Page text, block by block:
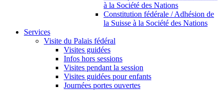
à la Société des Nations
Constitution fédérale / Adhésion de
la Suisse à la Société des Nations
Services
Visite du Palais fédéral
Visites guidées
Infos hors sessions
Visites pendant la session
Visites guidées pour enfants
Journées portes ouvertes